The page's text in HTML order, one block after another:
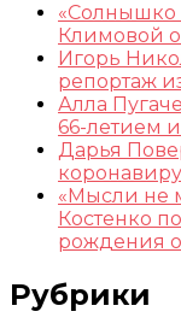
«Солнышко
Климовой
Игорь
репортаж
Алла
66-летием
Дарья
«Мысли не
Костенко
рождения
Рубрики